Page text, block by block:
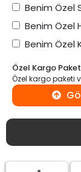
Benim Özel
Benim Özel
Benim Özel
Özel Kargo
Özel kargo paketi